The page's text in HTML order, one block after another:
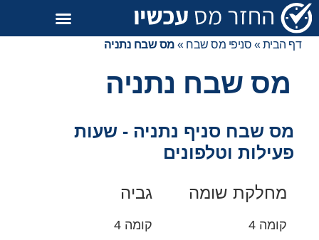
דף הבית» סניפי מס שבח » מס שבח נתניה
מס שבח נתניה
מס שבח סניף נתניה - שעות
פעילות וטלפונים
מחלקת שומה
קומה 4
גביה
קומה 4